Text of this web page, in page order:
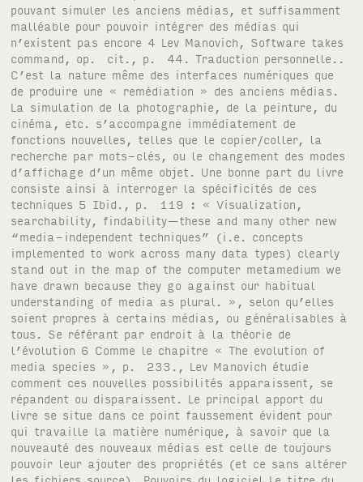
pouvant simuler les anciens médias, et suffisamment
malléable pour pouvoir intégrer des médias qui
n’existent pas encore 4 Lev Manovich, Software takes
command, op. cit., p. 44. Traduction personnelle..
C’est la nature même des interfaces numériques que
de produire une « remédiation » des anciens médias.
La simulation de la photographie, de la peinture, du
cinéma, etc. s’accompagne immédiatement de
fonctions nouvelles, telles que le copier/coller, la
recherche par mots-clés, ou le changement des modes
d’affichage d’un même objet. Une bonne part du livre
consiste ainsi à interroger la spécificités de ces
techniques 5 Ibid., p. 119 : « Visualization,
searchability, findability—these and many other new
“media-independent techniques” (i.e. concepts
implemented to work across many data types) clearly
stand out in the map of the computer metamedium we
have drawn because they go against our habitual
understanding of media as plural. », selon qu’elles
soient propres à certains médias, ou généralisables à
tous. Se référant par endroit à la théorie de
l’évolution 6 Comme le chapitre « The evolution of
media species », p. 233., Lev Manovich étudie
comment ces nouvelles possibilités apparaissent, se
répandent ou disparaissent. Le principal apport du
livre se situe dans ce point faussement évident pour
qui travaille la matière numérique, à savoir que la
nouveauté des nouveaux médias est celle de toujours
pouvoir leur ajouter des propriétés (et ce sans altérer
les fichiers source). Pouvoirs du logiciel Le titre du